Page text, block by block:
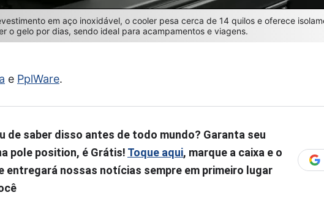
em aço inoxidável, o cooler pesa cerca de 14 quilos e oferece
o gelo por dias, sendo ideal para acampamentos e viagens.
e PplWare.
de saber disso antes de todo mundo? Garanta seu
pole position, é Grátis! Toque aqui, marque a caixa e o
entregará nossas notícias sempre em primeiro lugar